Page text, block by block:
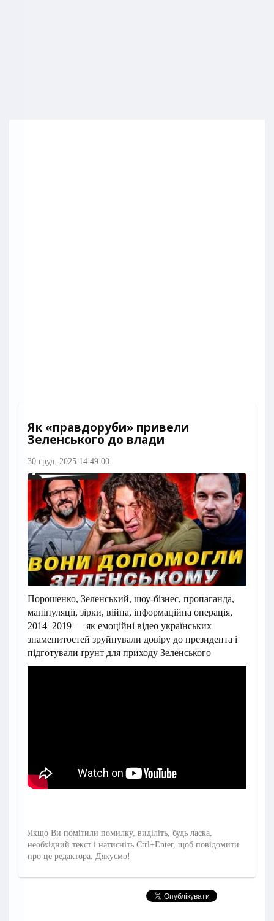
Як «правдоруби» привели
Зеленського до влади
30 груд. 2025 14:49:00
Порошенко, Зеленський, шоу-бізнес, пропаганда,
маніпуляції, зірки, війна, інформаційна операція,
2014–2019 — як емоційні відео українських
знаменитостей зруйнували довіру до президента і
підготували ґрунт для приходу Зеленського
Якщо Ви помітили помилку, виділіть, будь ласка,
необхідний текст і натисніть Ctrl+Enter, щоб повідомити
про це редактора. Дякуємо!